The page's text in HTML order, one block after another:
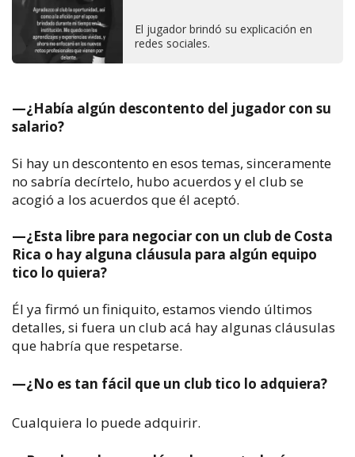
El jugador brindó su explicación en
redes sociales.
—¿Había algún descontento del jugador con su
salario?
Si hay un descontento en esos temas, sinceramente
no sabría decírtelo, hubo acuerdos y el club se
acogió a los acuerdos que él aceptó.
—¿Esta libre para negociar con un club de Costa
Rica o hay alguna cláusula para algún equipo
tico lo quiera?
Él ya firmó un finiquito, estamos viendo últimos
detalles, si fuera un club acá hay algunas cláusulas
que habría que respetarse.
—¿No es tan fácil que un club tico lo adquiera?
Cualquiera lo puede adquirir.